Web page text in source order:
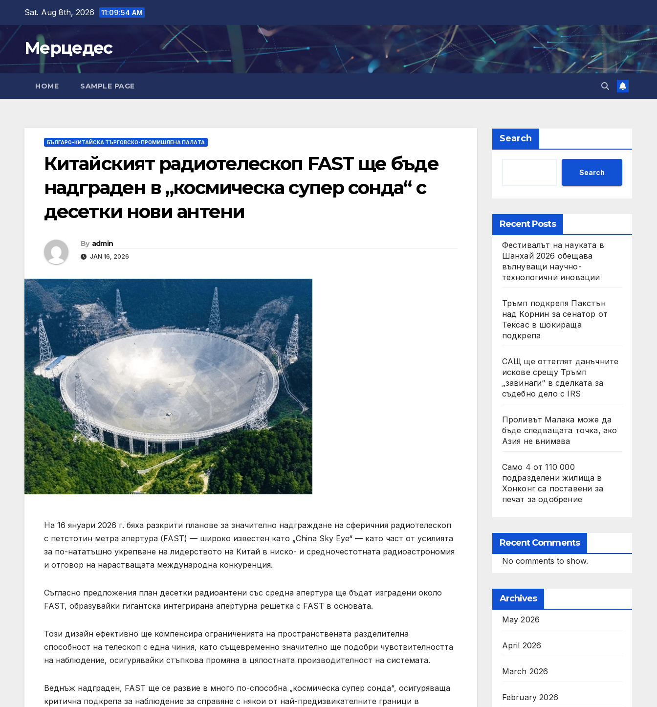
content
Sat. Aug 8th, 2026 11:09:55 AM
Мерцедес
HOME SAMPLE PAGE
БЪЛГАРО-КИТАЙСКА ТЪРГОВСКО-ПРОМИШЛЕНА ПАЛAТА
Китайският радиотелескоп FAST ще бъде
надграден в „космическа супер сонда“ с
десетки нови антени
By admin
JAN 16, 2026
На 16 януари 2026 г. бяха разкрити планове за значително надграждане на сферичния радиотелескоп
с петстотин метра апертура (FAST) — широко известен като „China Sky Eye“ — като част от усилията
за по-нататъшно укрепване на лидерството на Китай в ниско- и средночестотната радиоастрономия
и отговор на нарастващата международна конкуренция.
Съгласно предложения план десетки радиоантени със средна апертура ще бъдат изградени около
FAST, образувайки гигантска интегрирана апертурна решетка с FAST в основата.
Този дизайн ефективно ще компенсира ограниченията на пространствената разделителна
способност на телескоп с една чиния, като същевременно значително ще подобри чувствителността
на наблюдение, осигурявайки стъпкова промяна в цялостната производителност на системата.
Веднъж надграден, FAST ще се развие в много по-способна „космическа супер сонда“, осигуряваща
критична подкрепа за наблюдение за справяне с някои от най-предизвикателните граници в
Search
Search
Recent Posts
Фестивалът на науката в
Шанхай 2026 обещава
вълнуващи научно-
технологични иновации
Тръмп подкрепя Пакстън
над Корнин за сенатор от
Тексас в шокираща
подкрепа
САЩ ще оттеглят данъчните
искове срещу Тръмп
„завинаги“ в сделката за
съдебно дело с IRS
Проливът Малака може да
бъде следващата точка, ако
Азия не внимава
Само 4 от 110 000
подразделени жилища в
Хонконг са поставени за
печат за одобрение
Recent Comments
No comments to show.
Archives
May 2026
April 2026
March 2026
February 2026